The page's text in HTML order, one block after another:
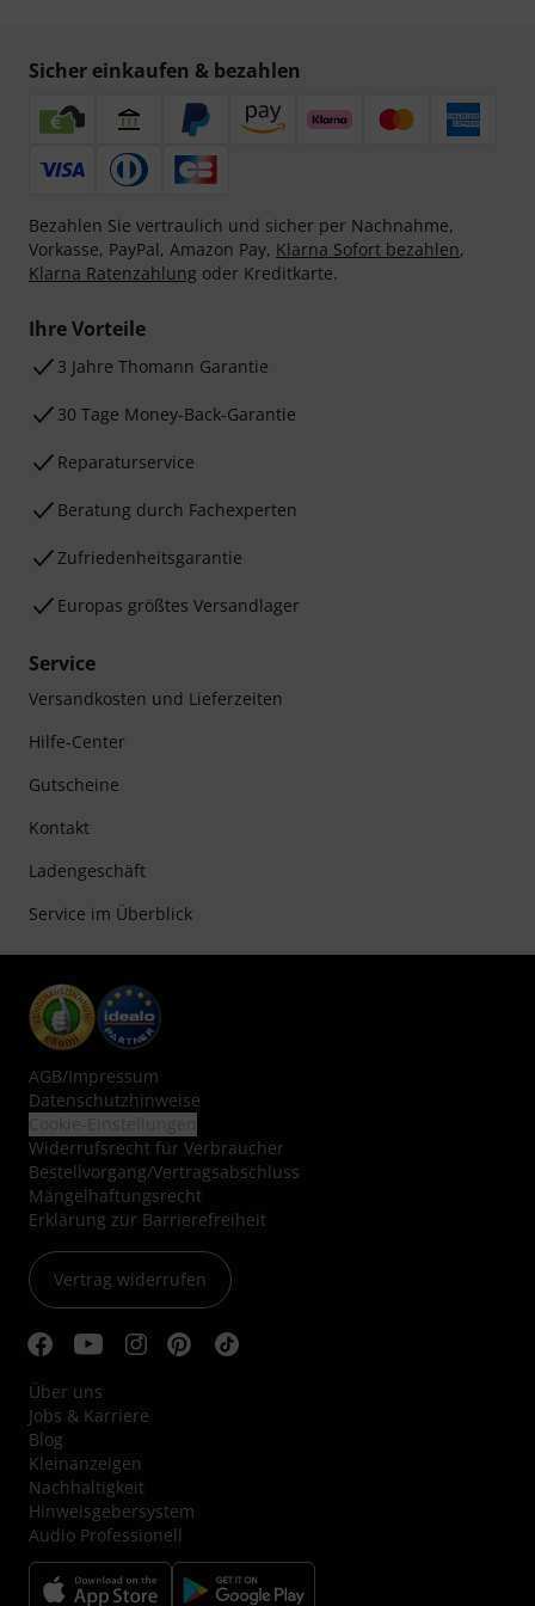
Sicher einkaufen & bezahlen
Bezahlen Sie vertraulich und sicher per Nachnahme,
Vorkasse, PayPal, Amazon Pay, Klarna Sofort bezahlen,
Klarna Ratenzahlung oder Kreditkarte.
Ihre Vorteile
3 Jahre Thomann Garantie
30 Tage Money-Back-Garantie
Reparaturservice
Beratung durch Fachexperten
Zufriedenheitsgarantie
Europas größtes Versandlager
Service
Versandkosten und Lieferzeiten
Hilfe-Center
Gutscheine
Kontakt
Ladengeschäft
Service im Überblick
AGB/Impressum
Datenschutzhinweise
Widerrufsrecht für Verbraucher
Bestellvorgang/Vertragsabschluss
Mängelhaftungsrecht
Erklärung zur Barrierefreiheit
Vertrag widerrufen
Über uns
Jobs & Karriere
Blog
Kleinanzeigen
Nachhaltigkeit
Hinweisgebersystem
Audio Professionell